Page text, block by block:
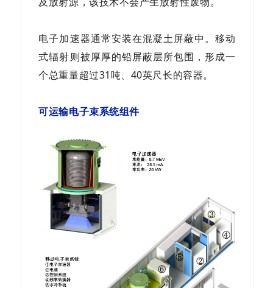
电子加速器通常安装在混凝土屏蔽中。移动
式辐射则被厚厚的铅屏蔽层所包围，形成一
个总重量超过31吨、40英尺长的容器。
可运输电子束系统组件